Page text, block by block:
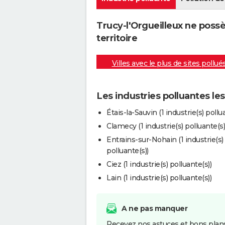
Trucy-l'Orgueilleux ne
territoire
Villes avec le plus de sites
Les industries polluantes
Étais-la-Sauvin (1 industrie(s)
Clamecy (1 industrie(s)
Entrains-sur-Nohain (1 industrie(s)
polluante(s))
Ciez (1 industrie(s) polluante(s))
Lain (1 industrie(s) polluante(s))
A ne pas manquer